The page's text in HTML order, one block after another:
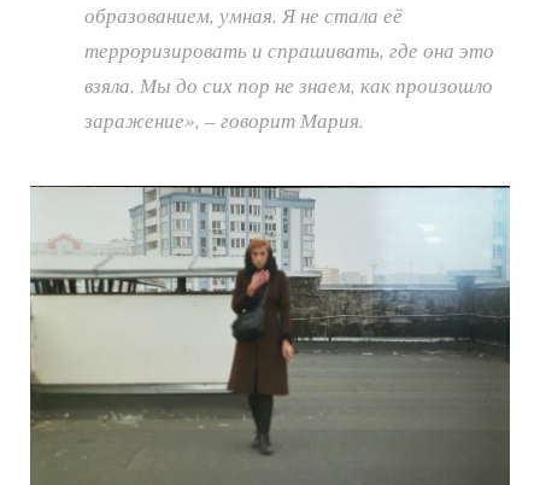
образованием, умная. Я не стала её
терроризировать и спрашивать, где она это
взяла. Мы до сих пор не знаем, как произошло
заражение», – говорит Мария.